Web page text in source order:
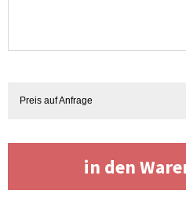
Preis auf Anfrage
in den